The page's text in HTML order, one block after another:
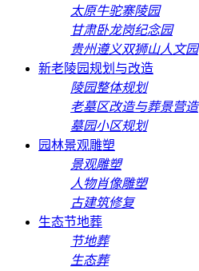
太原牛驼寨陵园
甘肃卧龙岗纪念园
贵州遵义双狮山人文园
新老陵园规划与改造
陵园整体规划
老墓区改造与葬景营造
墓园小区规划
园林景观雕塑
景观雕塑
人物肖像雕塑
古建筑修复
生态节地葬
节地葬
生态葬